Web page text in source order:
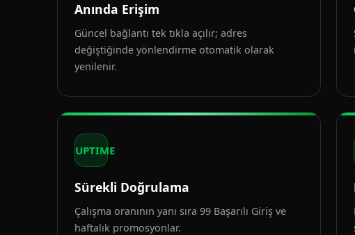
Anında Erişim
Güncel bağlantı tek tıkla açılır; adres
değiştiğinde yönlendirme otomatik olarak
yenilenir.
UPTIME
Sürekli Doğrulama
Çalışma oranının yanı sıra 99 Başarılı Giriş ve
haftalık promosyonlar.